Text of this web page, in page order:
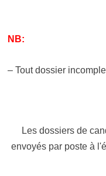
NB:
– Tout dossier
Les dossiers de
envoyés par poste à